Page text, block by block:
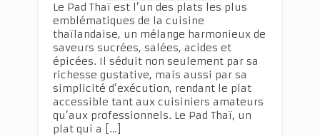
Le Pad Thaï est l’un des plats les plus
emblématiques de la cuisine
thaïlandaise, un mélange harmonieux de
saveurs sucrées, salées, acides et
épicées. Il séduit non seulement par sa
richesse gustative, mais aussi par sa
simplicité d’exécution, rendant le plat
accessible tant aux cuisiniers amateurs
qu’aux professionnels. Le Pad Thaï, un
plat qui a […]